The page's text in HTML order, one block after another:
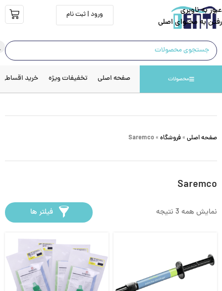
عبور به ناوبری
رفتن به محتوای اصلی
ورود | ثبت نام
محصولات صفحه اصلی تخفیفات ویژه خرید اقساطی
صفحه اصلی » فروشگاه »
Saremco
Saremco
نمایش همه 3 نتیجه فیلتر ها